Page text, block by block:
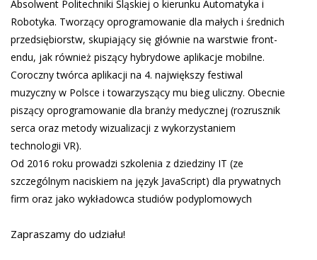
Absolwent Politechniki Śląskiej o kierunku Automatyka i
Robotyka. Tworzący oprogramowanie dla małych i średnich
przedsiębiorstw, skupiający się głównie na warstwie front-
endu, jak również piszący hybrydowe aplikacje mobilne.
Coroczny twórca aplikacji na 4. największy festiwal
muzyczny w Polsce i towarzyszący mu bieg uliczny. Obecnie
piszący oprogramowanie dla branży medycznej (rozrusznik
serca oraz metody wizualizacji z wykorzystaniem
technologii VR).
Od 2016 roku prowadzi szkolenia z dziedziny IT (ze
szczególnym naciskiem na język JavaScript) dla prywatnych
firm oraz jako wykładowca studiów podyplomowych
Zapraszamy do udziału!